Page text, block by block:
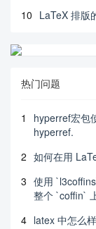
10 LaTeX 排版
热门问题
1
hyperref宏包
hyperref.
2 如何在用
3 使用
整个 `coffin`
4 latex 中怎么